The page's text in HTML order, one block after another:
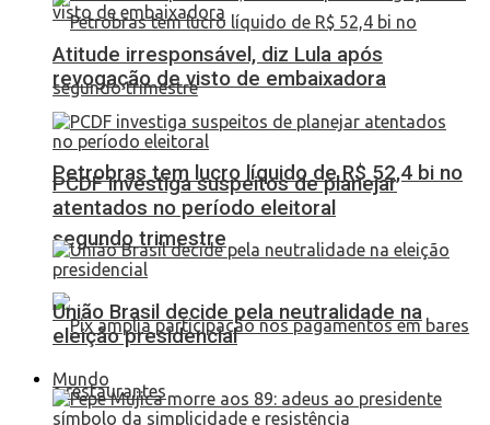
Petrobras tem lucro líquido de R$ 52,4 bi no
segundo trimestre
Atitude irresponsável, diz Lula após
revogação de visto de embaixadora
PCDF investiga suspeitos de planejar
atentados no período eleitoral
União Brasil decide pela neutralidade na
eleição presidencial
Mundo